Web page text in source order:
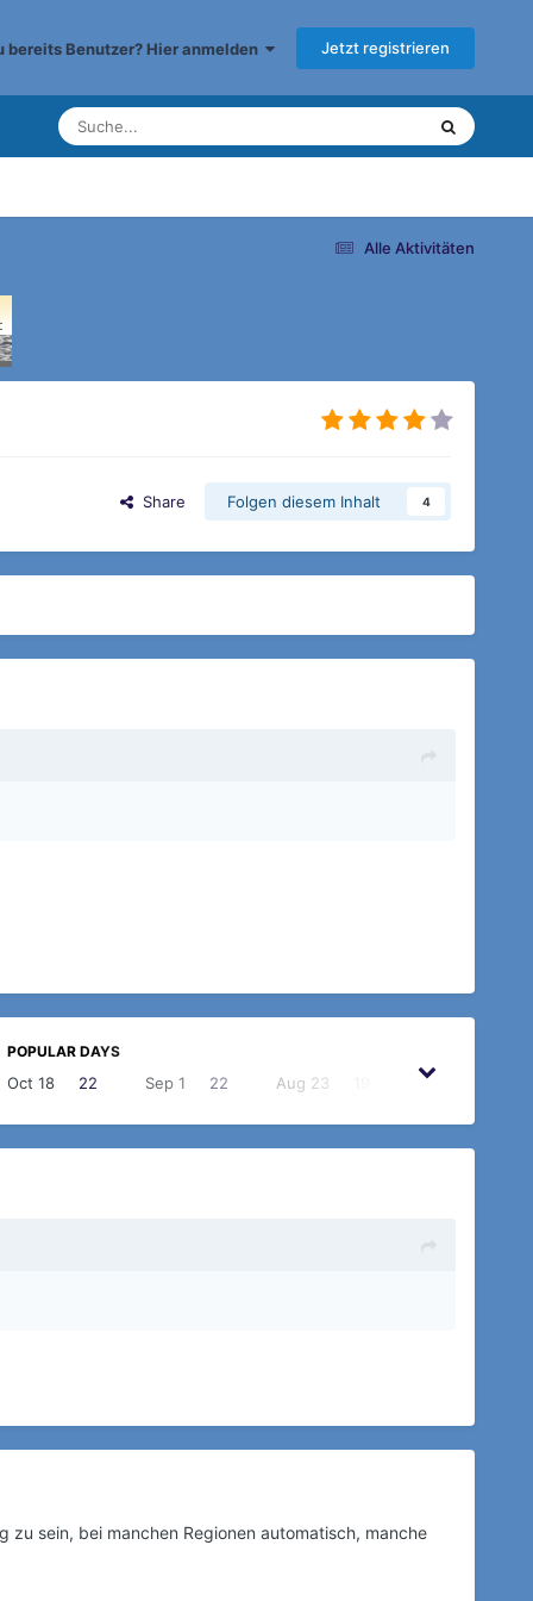
bereits Benutzer? Hier anmelden Jetzt registrieren
Alle Aktivitäten
Share Folgen diesem Inhalt 4
POPULAR DAYS
Oct 18 22 Sep 1 22 Aug 23 Sep 2
sein, bei manchen Regionen automatisch, manche